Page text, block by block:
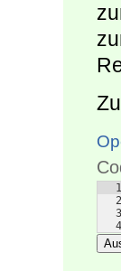
1
2
3
4